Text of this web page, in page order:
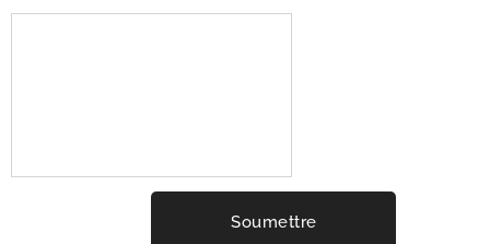
Soumettre